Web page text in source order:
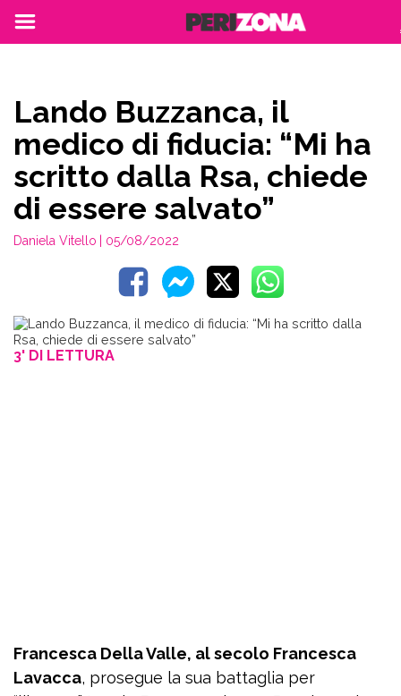
Lando Buzzanca, il
medico di fiducia: “Mi ha
scritto dalla Rsa, chiede
di essere salvato”
Daniela Vitello | 05/08/2022
3' DI LETTURA
Francesca Della Valle, al secolo Francesca
Lavacca, prosegue la sua battaglia per